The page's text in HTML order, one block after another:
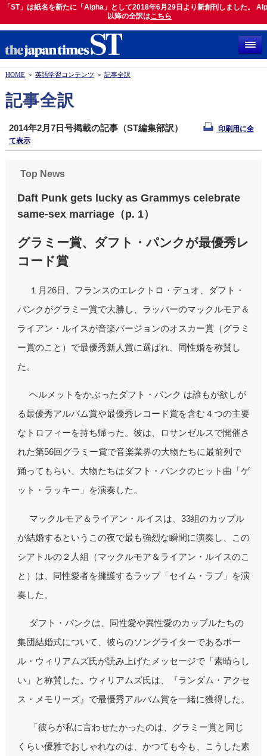
「ST」は紙名を新たに「Alpha」として2018年6月29日より新創刊しました。
以降の全訳はこちら
「ST」は紙名を新たに「Alpha」として2018年6月29日より新創刊しました。
以降の全訳はこちら
HOME＞ 英語学習コンテンツ ＞ 記事全訳
記事全訳
2014年2月7日号掲載の記事（ST編集部訳）
印刷用に全
て表示
Top News
Daft Punk gets lucky as Grammys celebrate
same-sex marriage（p. 1）
グラミー賞、ダフト・パンクが最優秀レ
コード賞
１月26日、フランスのエレクトロ・デュオ、ダフト・
パンクがグラミー賞で大勝し、ラッパーのマックルモア＆
ライアン・ルイスが音楽バージョンのオスカー賞（グラミ
ー賞のこと）で最優秀新人賞に選ばれ、同性婚を称賛し
た。
ヘルメットをかぶったダフト・パンク は誰もが欲しが
る最優秀アルバム賞や最優秀レコード賞を含む４つの主要
なトロフィーを持ち帰った。彼は、ロサンゼルスで開催さ
れた第56回グラミー賞で音楽業界の大物たちに最前列で
踊ってもらい、大物たちはダフト・パンクのヒット曲「ゲ
ット・ラッキー」を演奏した。
マックルモア＆ライアン・ルイスは、33組のカップル
が結婚するというこの夜で最も強烈な瞬間に演奏し、この
シアトルの２人組（マックルモア＆ライアン・ルイスのこ
と）は、同性愛者を擁護するラップ「セイム・ラブ」を演
奏した。
ダフト・パンクは、同性愛や異性愛のカップルたちの
集団結婚式について、彼らのソングライターであるポー
ル・ウィリアムズ氏が読み上げたメッセージで「素晴らし
い」と称賛した。ウィリアムズ氏は、『ランダム・アクセ
ス・メモリーズ』で最優秀アルバム賞を一緒に獲得した。
「彼らが私に言わせたかったのは、グラミー賞と同じ
くらい優雅でおしゃれなのは、かつても今も、こうした素